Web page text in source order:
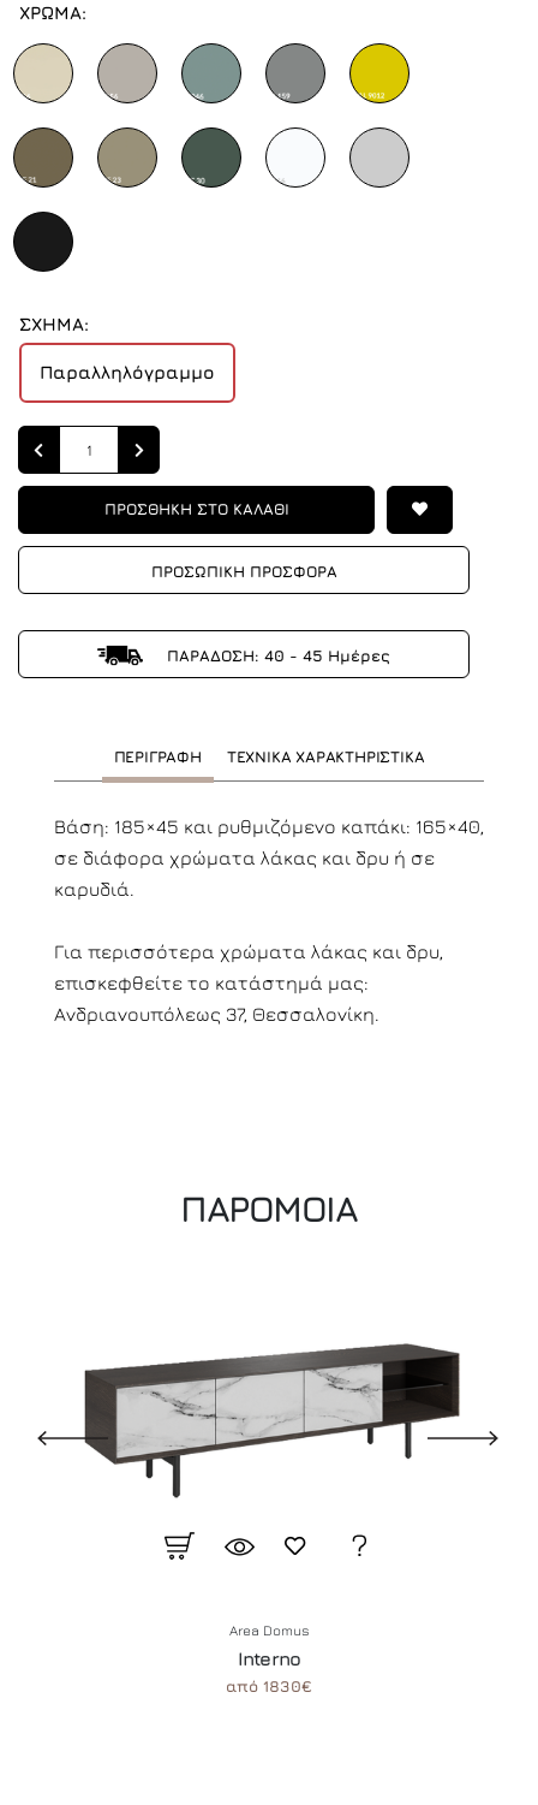
ΧΡΩΜΑ:
ΣΧΗΜΑ:
Παραλληλόγραμμο
Quantity
ΠΡΟΣΘΗΚΗ ΣΤΟ ΚΑΛΑΘΙ
ΠΡΟΣΩΠΙΚΗ ΠΡΟΣΦΟΡΑ
ΠΑΡΑΔΟΣΗ: 40 - 45 Ημέρες
ΠΕΡΙΓΡΑΦΗ ΤΕΧΝΙΚΑ ΧΑΡΑΚΤΗΡΙΣΤΙΚΑ
Βάση: 185×45 και ρυθμιζόμενο καπάκι: 165×40,
σε διάφορα χρώματα λάκας και δρυ ή σε
καρυδιά.
Για περισσότερα χρώματα λάκας και δρυ,
επισκεφθείτε το κατάστημά μας:
Ανδριανουπόλεως 37, Θεσσαλονίκη.
ΠΑΡΟΜΟΙΑ
Area Domus
Interno
από 1830€